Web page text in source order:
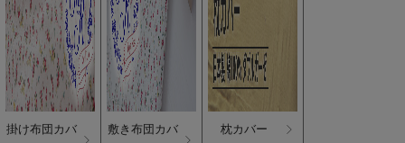
掛け布団カバ
敷き布団カバ
枕カバー